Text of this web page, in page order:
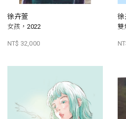
徐卉萱
女孩，2022
NT$ 32,000
徐
雙